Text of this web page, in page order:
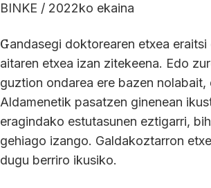
BINKE / 2022ko ekaina
Gandasegi doktorearen etxea
aitaren etxea izan zitekeena. Edo
guztion ondarea ere bazen
Aldamenetik pasatzen ginenean
eragindako estutasunen eztigarri,
gehiago izango. Galdakoztarron
dugu berriro ikusiko.